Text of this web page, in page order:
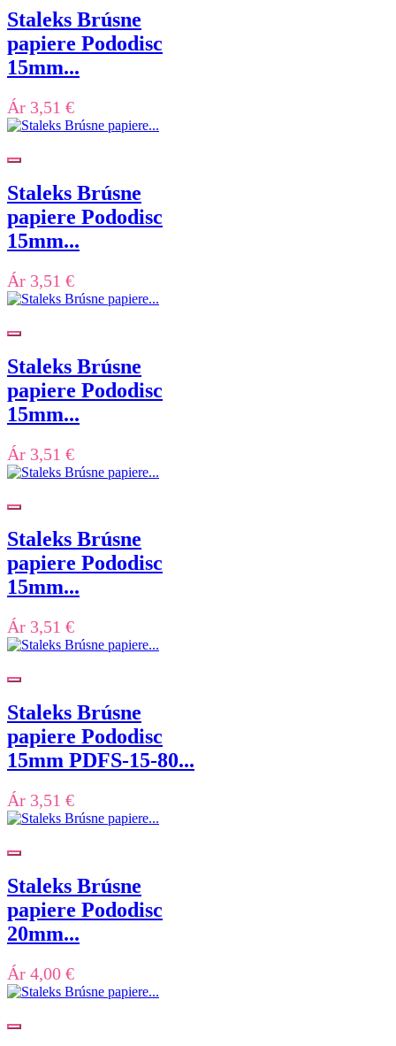
Staleks Brúsne
papiere Pododisc
15mm...
Ár 3,51 €
Staleks Brúsne
papiere Pododisc
15mm...
Ár 3,51 €
Staleks Brúsne
papiere Pododisc
15mm...
Ár 3,51 €
Staleks Brúsne
papiere Pododisc
15mm...
Ár 3,51 €
Staleks Brúsne
papiere Pododisc
15mm PDFS-15-80...
Ár 3,51 €
Staleks Brúsne
papiere Pododisc
20mm...
Ár 4,00 €